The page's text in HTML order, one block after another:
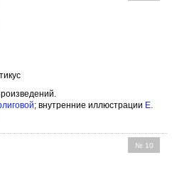
; внутренние иллюстрации Е.
№ 10